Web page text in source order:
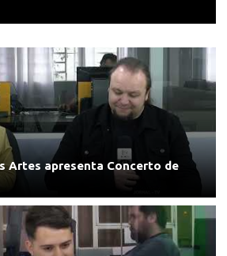
Artes apresenta Concerto de